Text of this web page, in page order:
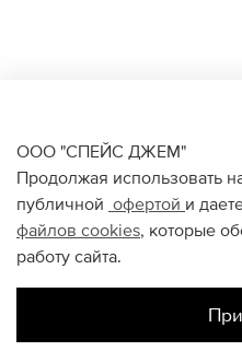
ООО "СПЕЙС ДЖЕМ"
Продолжая использовать
публичной офертой и
файлов cookies, которые
работу сайта.